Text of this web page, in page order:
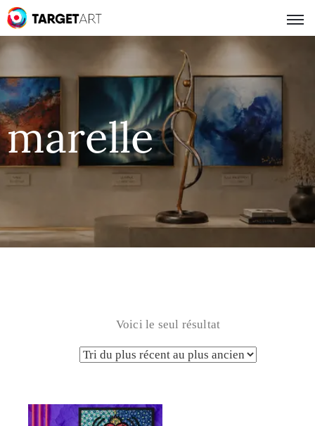
marelle
Voici le seul résultat